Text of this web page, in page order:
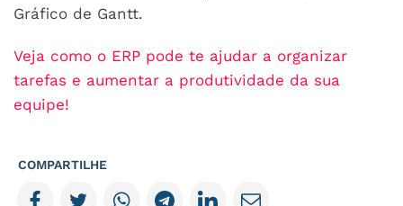
Gráfico de Gantt.
Veja como o ERP pode te ajudar a organizar
tarefas e aumentar a produtividade da sua
equipe!
COMPARTILHE